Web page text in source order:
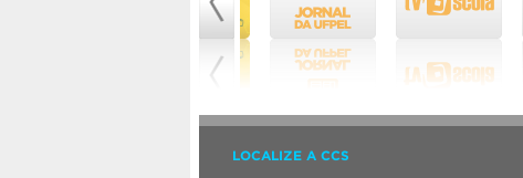
LOCALIZE A CCS